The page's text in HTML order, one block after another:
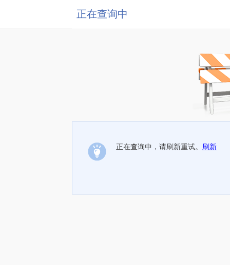
正在查询中
正在查询中，请刷新重试。 刷新